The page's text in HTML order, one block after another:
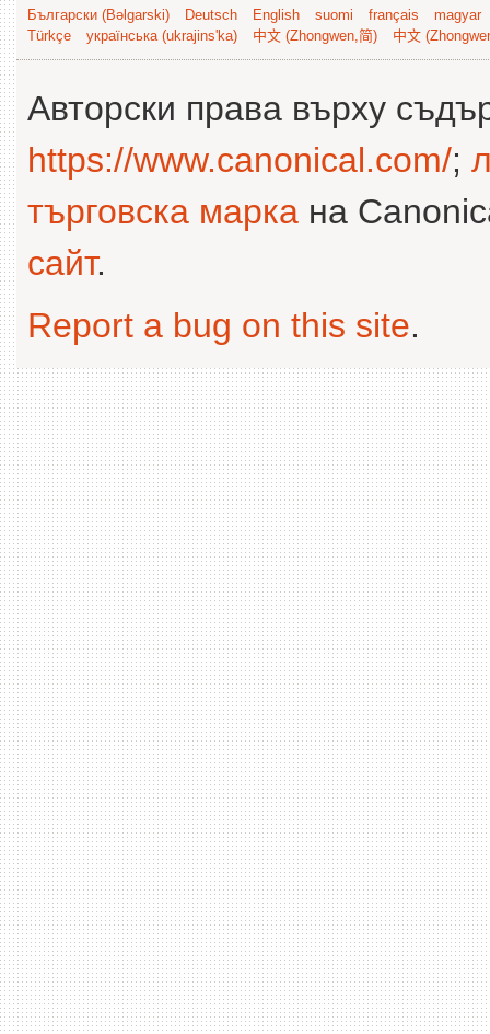
Български (Bəlgarski) Deutsch English suomi français
magyar
Türkçe
українська (ukrajins'ka) 中文 (Zhongwen,简) 中文
Авторски права върху
https://www.canonical.com/;
търговска марка на
сайт.
Report a bug on this site.